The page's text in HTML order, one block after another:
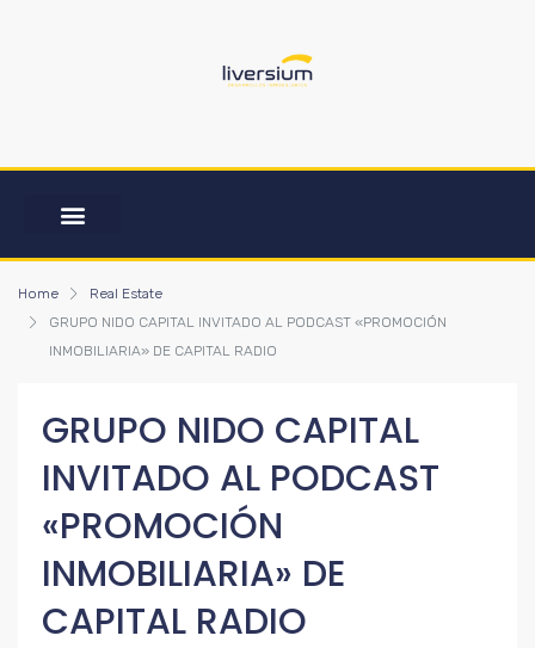
Home
Real Estate
GRUPO NIDO CAPITAL INVITADO AL PODCAST «PROMOCIÓN
INMOBILIARIA» DE CAPITAL RADIO
GRUPO NIDO CAPITAL
INVITADO AL PODCAST
«PROMOCIÓN
INMOBILIARIA» DE
CAPITAL RADIO